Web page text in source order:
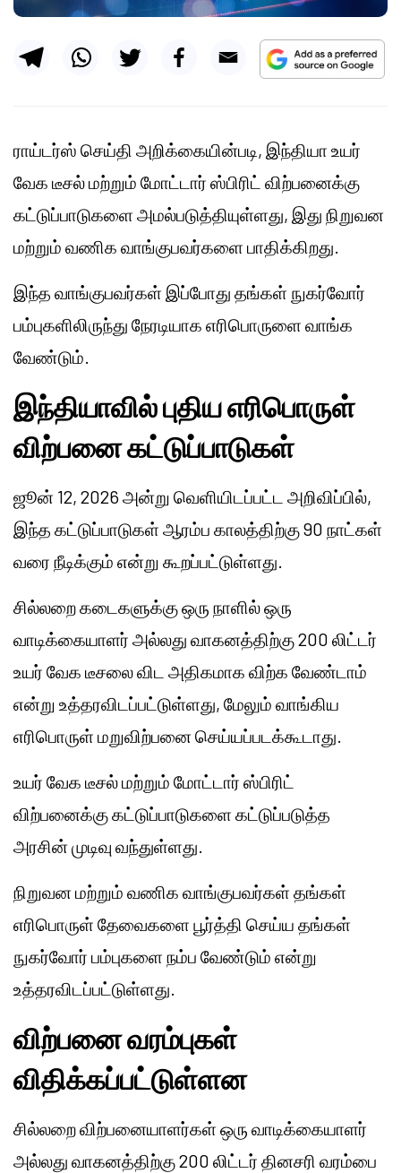
ராய்டர்ஸ் செய்தி அறிக்கையின்படி, இந்தியா உயர்
வேக டீசல் மற்றும் மோட்டார் ஸ்பிரிட் விற்பனைக்கு
கட்டுப்பாடுகளை அமல்படுத்தியுள்ளது, இது நிறுவன
மற்றும் வணிக வாங்குபவர்களை பாதிக்கிறது.
இந்த வாங்குபவர்கள் இப்போது தங்கள் நுகர்வோர்
பம்புகளிலிருந்து நேரடியாக எரிபொருளை வாங்க
வேண்டும்.
இந்தியாவில் புதிய எரிபொருள்
விற்பனை கட்டுப்பாடுகள்
ஜூன் 12, 2026 அன்று வெளியிடப்பட்ட அறிவிப்பில்,
இந்த கட்டுப்பாடுகள் ஆரம்ப காலத்திற்கு 90 நாட்கள்
வரை நீடிக்கும் என்று கூறப்பட்டுள்ளது.
சில்லறை கடைகளுக்கு ஒரு நாளில் ஒரு
வாடிக்கையாளர் அல்லது வாகனத்திற்கு 200 லிட்டர்
உயர் வேக டீசலை விட அதிகமாக விற்க வேண்டாம்
என்று உத்தரவிடப்பட்டுள்ளது, மேலும் வாங்கிய
எரிபொருள் மறுவிற்பனை செய்யப்படக்கூடாது.
உயர் வேக டீசல் மற்றும் மோட்டார் ஸ்பிரிட்
விற்பனைக்கு கட்டுப்பாடுகளை கட்டுப்படுத்த
அரசின் முடிவு வந்துள்ளது.
நிறுவன மற்றும் வணிக வாங்குபவர்கள் தங்கள்
எரிபொருள் தேவைகளை பூர்த்தி செய்ய தங்கள்
நுகர்வோர் பம்புகளை நம்ப வேண்டும் என்று
உத்தரவிடப்பட்டுள்ளது.
விற்பனை வரம்புகள்
விதிக்கப்பட்டுள்ளன
சில்லறை விற்பனையாளர்கள் ஒரு வாடிக்கையாளர்
அல்லது வாகனத்திற்கு 200 லிட்டர் தினசரி வரம்பை